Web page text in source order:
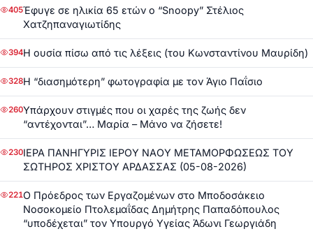
405Έφυγε σε ηλικία 65 ετών ο “Snoopy” Στέλιος
Χατζηπαναγιωτίδης
394Η ουσία πίσω από τις λέξεις (του Κωνσταντίνου Μαυρίδη)
328Η “διασημότερη” φωτογραφία με τον Άγιο Παΐσιο
260Υπάρχουν στιγμές που οι χαρές της ζωής δεν
“αντέχονται”… Μαρία – Μάνο να ζήσετε!
230ΙΕΡΑ ΠΑΝΗΓΥΡΙΣ ΙΕΡΟΥ ΝΑΟΥ ΜΕΤΑΜΟΡΦΩΣΕΩΣ ΤΟΥ
ΣΩΤΗΡΟΣ ΧΡΙΣΤΟΥ ΑΡΔΑΣΣΑΣ (05-08-2026)
221Ο Πρόεδρος των Εργαζομένων στο Μποδοσάκειο
Νοσοκομείο Πτολεμαΐδας Δημήτρης Παπαδόπουλος
“υποδέχεται” τον Υπουργό Υγείας Άδωνι Γεωργιάδη